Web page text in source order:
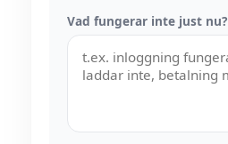
Vad fungerar inte just nu?